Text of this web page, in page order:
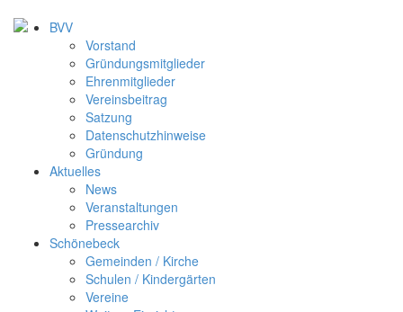
BVV
Vorstand
Gründungsmitglieder
Ehrenmitglieder
Vereinsbeitrag
Satzung
Datenschutzhinweise
Gründung
Aktuelles
News
Veranstaltungen
Pressearchiv
Schönebeck
Gemeinden / Kirche
Schulen / Kindergärten
Vereine